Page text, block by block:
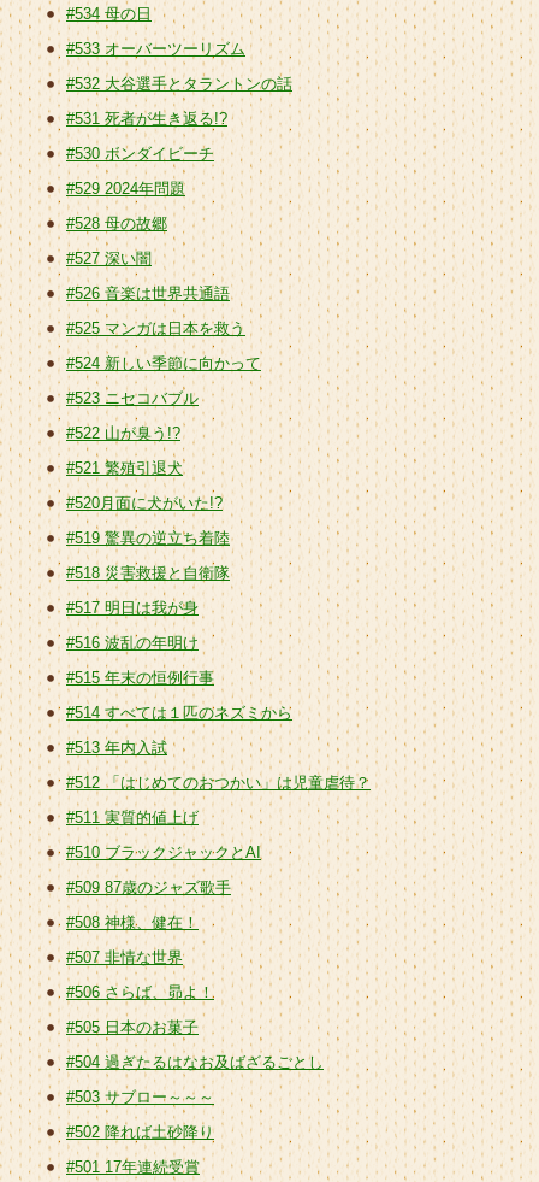
#534 母の日
#533 オーバーツーリズム
#532 大谷選手とタラントンの話
#531 死者が生き返る!?
#530 ボンダイビーチ
#529 2024年問題
#528 母の故郷
#527 深い闇
#526 音楽は世界共通語
#525 マンガは日本を救う
#524 新しい季節に向かって
#523 ニセコバブル
#522 山が臭う!?
#521 繁殖引退犬
#520月面に犬がいた!?
#519 驚異の逆立ち着陸
#518 災害救援と自衛隊
#517 明日は我が身
#516 波乱の年明け
#515 年末の恒例行事
#514 すべては１匹のネズミから
#513 年内入試
#512 「はじめてのおつかい」は児童虐待？
#511 実質的値上げ
#510 ブラックジャックとAI
#509 87歳のジャズ歌手
#508 神様、健在！
#507 非情な世界
#506 さらば、昴よ！
#505 日本のお菓子
#504 過ぎたるはなお及ばざるごとし
#503 サブロー～～～
#502 降れば土砂降り
#501 17年連続受賞